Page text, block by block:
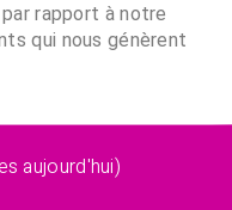
par rapport à notre
qui nous génèrent
aujourd'hui)